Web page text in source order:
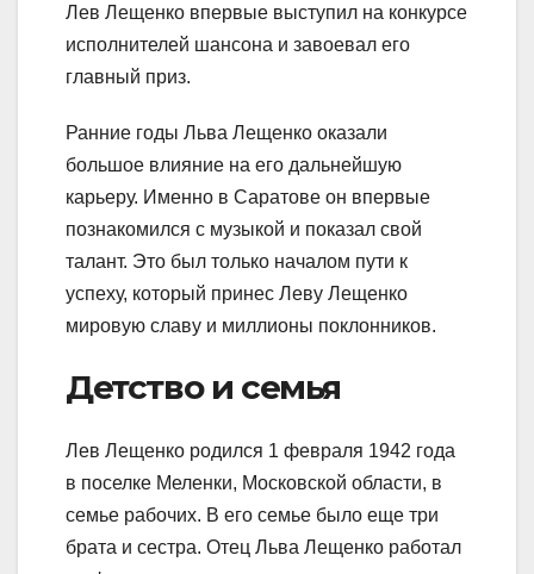
Лев Лещенко впервые выступил на конкурсе
исполнителей шансона и завоевал его
главный приз.
Ранние годы Льва Лещенко оказали
большое влияние на его дальнейшую
карьеру. Именно в Саратове он впервые
познакомился с музыкой и показал свой
талант. Это был только началом пути к
успеху, который принес Леву Лещенко
мировую славу и миллионы поклонников.
Детство и семья
Лев Лещенко родился 1 февраля 1942 года
в поселке Меленки, Московской области, в
семье рабочих. В его семье было еще три
брата и сестра. Отец Льва Лещенко работал